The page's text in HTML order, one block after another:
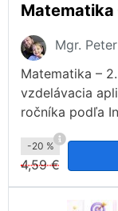
Mgr.
Matematika –
vzdelávacia
ročníka podľa
-20 %
4,59 €